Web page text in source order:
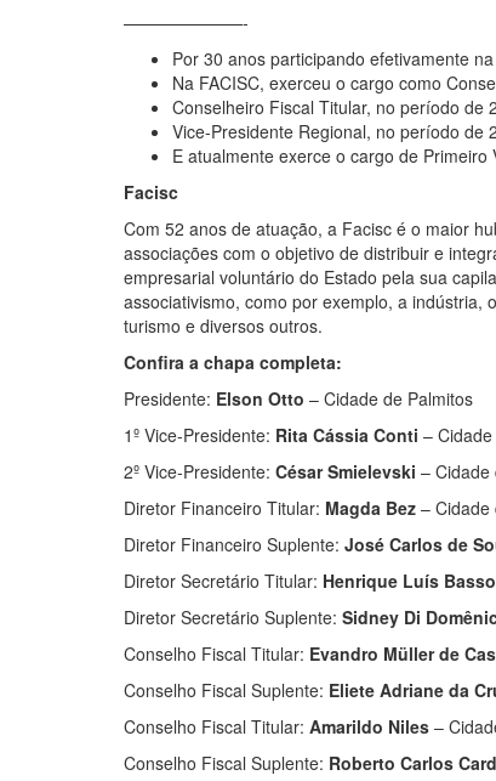
———————-
Por 30 anos participando efetivamente
Na FACISC, exerceu o cargo como
Conselheiro Fiscal Titular, no período de
Vice-Presidente Regional, no período de
E atualmente exerce o cargo de
Facisc
Com 52 anos de atuação, a Facisc é o maior
associações com o objetivo de distribuir e
empresarial voluntário do Estado pela sua
associativismo, como por exemplo, a indústria,
turismo e diversos outros.
Confira a chapa completa:
Presidente: Elson Otto – Cidade de Palmitos
1º Vice-Presidente: Rita Cássia Conti –
2º Vice-Presidente: César Smielevski – Cidade
Diretor Financeiro Titular: Magda Bez – Cidade
Diretor Financeiro Suplente: José Carlos de
Diretor Secretário Titular: Henrique Luís Basso
Diretor Secretário Suplente: Sidney Di
Conselho Fiscal Titular: Evandro Müller de
Conselho Fiscal Suplente: Eliete Adriane da
Conselho Fiscal Titular: Amarildo Niles –
Conselho Fiscal Suplente: Roberto Carlos